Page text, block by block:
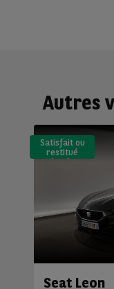
Autres
Satisfait ou
restitué
(LLD)*
Seat Leon